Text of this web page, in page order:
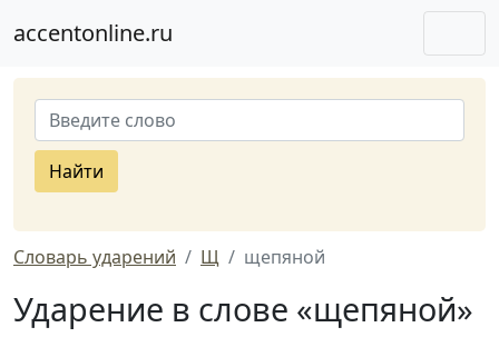
accentonline.ru
Найти
Словарь ударений Щ щепяной
Ударение в слове «щепяной»